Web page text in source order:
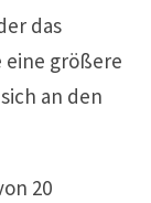
das
eine größere
an den
20